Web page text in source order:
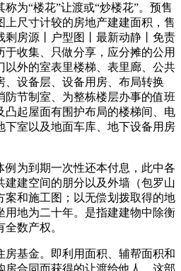
为“楼花”让渡或“炒楼花”。预售
尺寸计较的房地产建建面积，售
剩房源丨户型图丨最新动静丨免责
收集、只做分享，应分摊的公用
以外的室表里楼梯、表里廊、公共
、设备层、设备用房、布局转换
防节制室、为整栋楼层办事的值班
凸起屋面有围护布局的楼梯间、电
下室以及地面车库、地下设备用房
为到期一次性还本付息，此中各
建建空间的朋分以及外墙（包罗山
案和施工图；以无偿划拨取得的地
用地为二十年。是指建建物中除衡
数产权。
基金。即利用面积、辅帮面积和
房合同而获得的让渡给他人。这部